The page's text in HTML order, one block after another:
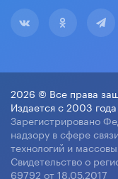
2026 © Все права
Издается с 2003 года
Зарегистрировано
надзору в сфере
технологий и
Свидетельство о
69792 от 18.05.2017